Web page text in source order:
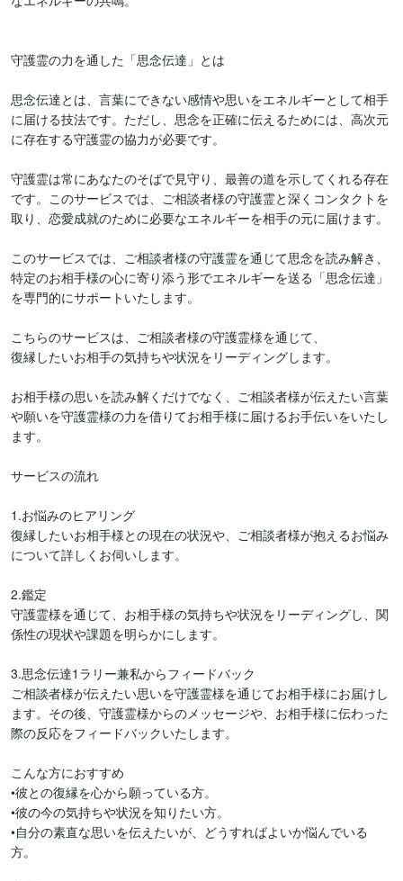
守護霊の力を通した「思念伝達」とは
思念伝達とは、言葉にできない感情や思いをエネルギーとして相手
に届ける技法です。ただし、思念を正確に伝えるためには、高次元
に存在する守護霊の協力が必要です。
守護霊は常にあなたのそばで見守り、最善の道を示してくれる存在
です。このサービスでは、ご相談者様の守護霊と深くコンタクトを
取り、恋愛成就のために必要なエネルギーを相手の元に届けます。
このサービスでは、ご相談者様の守護霊を通じて思念を読み解き、
特定のお相手様の心に寄り添う形でエネルギーを送る「思念伝達」
を専門的にサポートいたします。
こちらのサービスは、ご相談者様の守護霊様を通じて、
復縁したいお相手の気持ちや状況をリーディングします。
お相手様の思いを読み解くだけでなく、ご相談者様が伝えたい言葉
や願いを守護霊様の力を借りてお相手様に届けるお手伝いをいたし
ます。
サービスの流れ
1.お悩みのヒアリング
復縁したいお相手様との現在の状況や、ご相談者様が抱えるお悩み
について詳しくお伺いします。
2.鑑定
守護霊様を通じて、お相手様の気持ちや状況をリーディングし、関
係性の現状や課題を明らかにします。
3.思念伝達1ラリー兼私からフィードバック
ご相談者様が伝えたい思いを守護霊様を通じてお相手様にお届けし
ます。その後、守護霊様からのメッセージや、お相手様に伝わった
際の反応をフィードバックいたします。
こんな方におすすめ
•彼との復縁を心から願っている方。
•彼の今の気持ちや状況を知りたい方。
•自分の素直な思いを伝えたいが、どうすればよいか悩んでいる
方。